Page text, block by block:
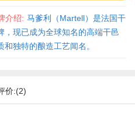
介绍: 马爹利（Martell）是法国干
，现已成为全球知名的高端干邑
独特的酿造工艺闻名。
价:(2)